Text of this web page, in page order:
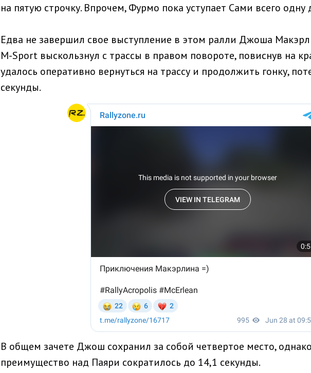
на пятую строчку. Впрочем, Фурмо пока уступает Сами всего одну
Едва не завершил свое выступление в этом ралли Джоша
M-Sport выскользнул с трассы в правом повороте, повиснув на
удалось оперативно вернуться на трассу и продолжить гонку,
секунды.
В общем зачете Джош сохранил за собой четвертое место,
преимущество над Паяри сократилось до 14,1 секунды.